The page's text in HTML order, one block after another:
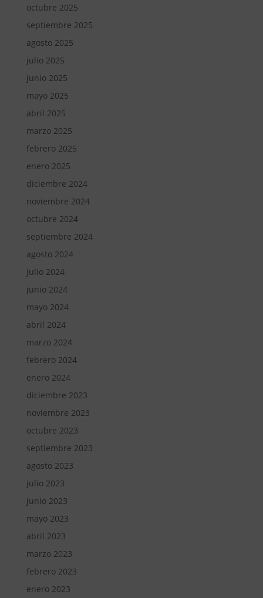
octubre 2025
septiembre 2025
agosto 2025
julio 2025
junio 2025
mayo 2025
abril 2025
marzo 2025
febrero 2025
enero 2025
diciembre 2024
noviembre 2024
octubre 2024
septiembre 2024
agosto 2024
julio 2024
junio 2024
mayo 2024
abril 2024
marzo 2024
febrero 2024
enero 2024
diciembre 2023
noviembre 2023
octubre 2023
septiembre 2023
agosto 2023
julio 2023
junio 2023
mayo 2023
abril 2023
marzo 2023
febrero 2023
enero 2023